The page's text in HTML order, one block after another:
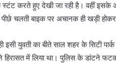
करते हुए देखी जा रही है। वहीं इसके
चलती बाइक पर अचानक ही खड़ी
इसी युवती का बीते साल शहर के सिटी
में लिया था। पुलिस के डांटने